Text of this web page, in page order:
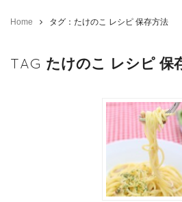
Home タグ：たけのこ レシピ 保存方法
TAG たけのこ レシピ 保